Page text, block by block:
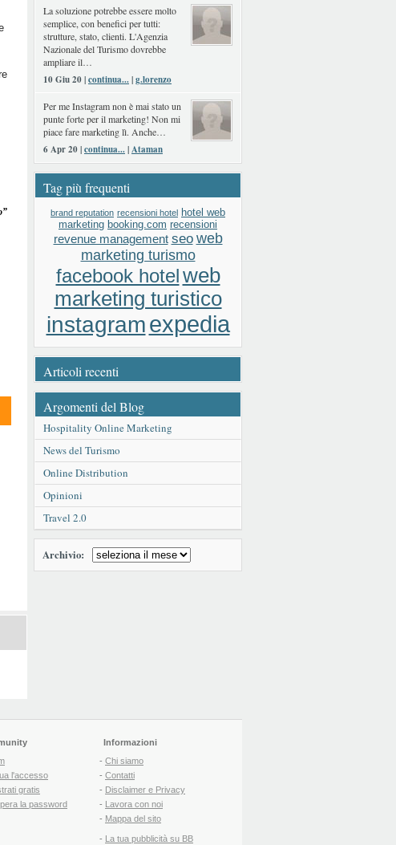
La soluzione potrebbe essere molto
semplice, con benefici per tutti:
strutture, stato, clienti. L'Agenzia
Nazionale del Turismo dovrebbe
ampliare il…
10 Giu 20 |continua...|g.lorenzo
Per me Instagram non è mai stato un
punte forte per il marketing! Non mi
piace fare marketing lì. Anche…
6 Apr 20 |continua...|Ataman
Tag più frequenti
brand reputation recensioni hotel hotel web
marketing booking.com recensioni
revenue management seo web
marketing turismo
facebook hotelweb
marketing turistico
instagramexpedia
Articoli recenti
Argomenti del Blog
Hospitality Online Marketing
News del Turismo
Online Distribution
Opinioni
Travel 2.0
Archivio:
l'accesso
gratis
la password
Informazioni
- Chi siamo
- Contatti
- Disclaimer e Privacy
- Lavora con noi
- Mappa del sito
- La tua pubblicità su BB